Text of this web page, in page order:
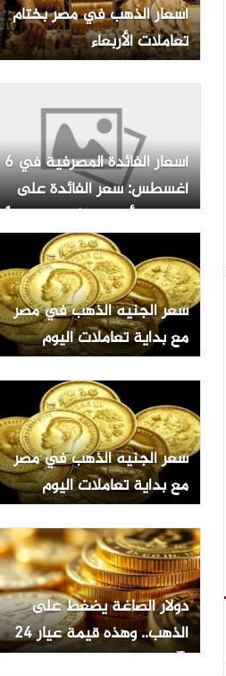
أسعار الذهب في مصر بختام
تعاملات الأربعاء
أسعار الفائدة المصرفية في 6
أغسطس: سعر الفائدة على
القروض لأجل 3 أشهر هو حاليًا
عند أعلى مستوى له.
سعر الجنيه الذهب في مصر
مع بداية تعاملات اليوم
الخميس 6 أغسطس 2026
سعر الجنيه الذهب في مصر
مع بداية تعاملات اليوم
الخميس 6 أغسطس 2026
دولار الصاغة يضغط على
الذهب.. وهذه قيمة عيار 24
الآن